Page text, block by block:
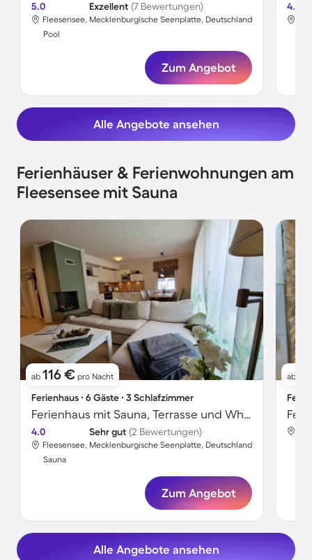
5.0 Exzellent (7 Bewertungen)
Fleesensee, Mecklenburgische Seenplatte, Deutschland
Pool
Zum Angebot
4.6
Alle Angebote ansehen
Ferienhäuser & Ferienwohnungen am
Fleesensee mit Sauna
ab 116 € pro Nacht
Ferienhaus ∙ 6 Gäste ∙ 3 Schlafzimmer
Ferienhaus mit Sauna, Terrasse und Whirlpool
4.0 Sehr gut (2 Bewertungen)
Fleesensee, Mecklenburgische Seenplatte, Deutschland
Sauna
Zum Angebot
ab
Alle Angebote ansehen